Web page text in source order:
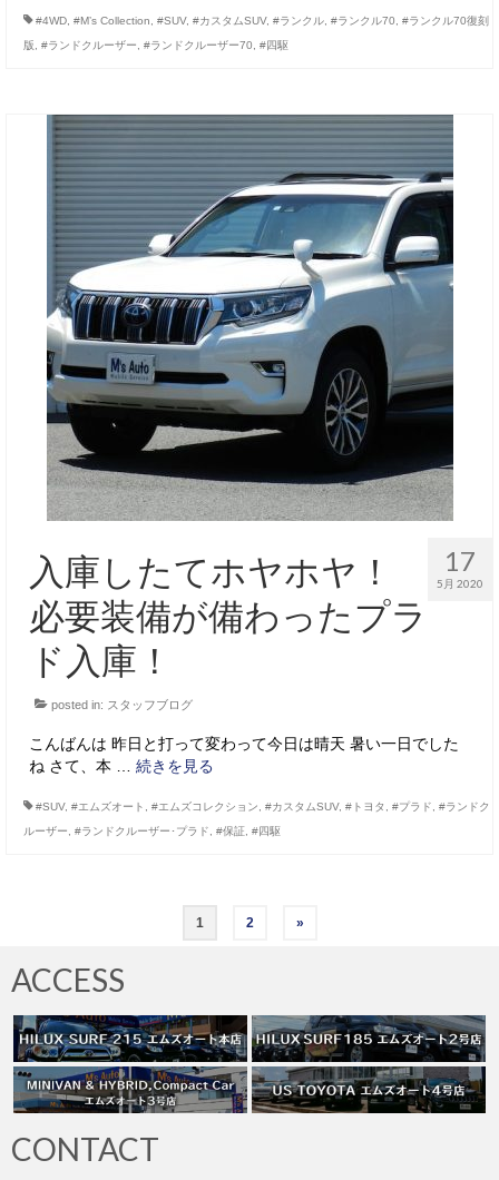
#4WD #M’s Collection #SUV, #カスタムSUV, #ランクル #ランクル70
#ランクル70復刻
版
#ランドクルーザー #ランドクルーザー70 #四駆
17
5月 2020
入庫したてホヤホヤ！
必要装備が備わったプラ
ド入庫！
posted in: スタッフブログ
こんばんは 昨日と打って変わって今日は晴天 暑い一日でした
ね さて、本 … 続きを見る
#SUV, #エムズオート #エムズコレクション #カスタムSUV, #トヨタ #プラド
#ランドク
ルーザー
#ランドクルーザー･プラド #保証 #四駆
稿
の
ペ
ー
ジ
1 2 »
ACCESS
CONTACT